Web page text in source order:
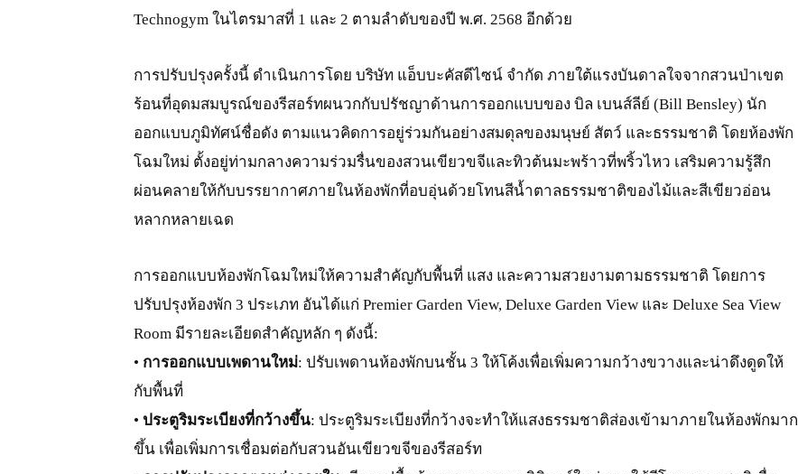
Technogym ในไตรมาสที่ 1 และ 2 ตามลำดับของปี พ.ศ. 2568 อีกด้วย
การปรับปรุงครั้งนี้ ดำเนินการโดย บริษัท แอ็บบะคัสดีไซน์ จำกัด ภายใต้แรงบันดาลใจจากสวนป่าเขต
ร้อนที่อุดมสมบูรณ์ของรีสอร์ทผนวกกับปรัชญาด้านการออกแบบของ บิล เบนส์ลีย์ (Bill Bensley) นัก
ออกแบบภูมิทัศน์ชื่อดัง ตามแนวคิดการอยู่ร่วมกันอย่างสมดุลของมนุษย์ สัตว์ และธรรมชาติ โดยห้องพัก
โฉมใหม่ ตั้งอยู่ท่ามกลางความร่วมรื่นของสวนเขียวขจีและทิวต้นมะพร้าวที่พริ้วไหว เสริมความรู้สึก
ผ่อนคลายให้กับบรรยากาศภายในห้องพักที่อบอุ่นด้วยโทนสีน้ำตาลธรรมชาติของไม้และสีเขียวอ่อน
หลากหลายเฉด
การออกแบบห้องพักโฉมใหม่ให้ความสำคัญกับพื้นที่ แสง และความสวยงามตามธรรมชาติ โดยการ
ปรับปรุงห้องพัก 3 ประเภท อันได้แก่ Premier Garden View, Deluxe Garden View และ Deluxe Sea View
Room มีรายละเอียดสำคัญหลัก ๆ ดังนี้:
• การออกแบบเพดานใหม่: ปรับเพดานห้องพักบนชั้น 3 ให้โค้งเพื่อเพิ่มความกว้างขวางและน่าดึงดูดให้
กับพื้นที่
• ประตูริมระเบียงที่กว้างขึ้น: ประตูริมระเบียงที่กว้างจะทำให้แสงธรรมชาติส่องเข้ามาภายในห้องพักมาก
ขึ้น เพื่อเพิ่มการเชื่อมต่อกับสวนอันเขียวขจีของรีสอร์ท